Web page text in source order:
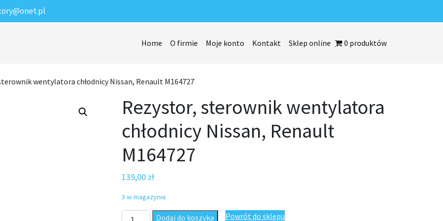
Home O firmie Moje konto Kontakt Sklep online 0 produktów
wentylatora chłodnicy Nissan, Renault M164727
Rezystor, sterownik wentylatora
chłodnicy Nissan, Renault
M164727
139,00 zł
3 w magazynie
ilość Rezystor, sterownik wentylatora chłodnicy Nissan, Renault M164727
Dodaj do koszyka Powrót do sklepu